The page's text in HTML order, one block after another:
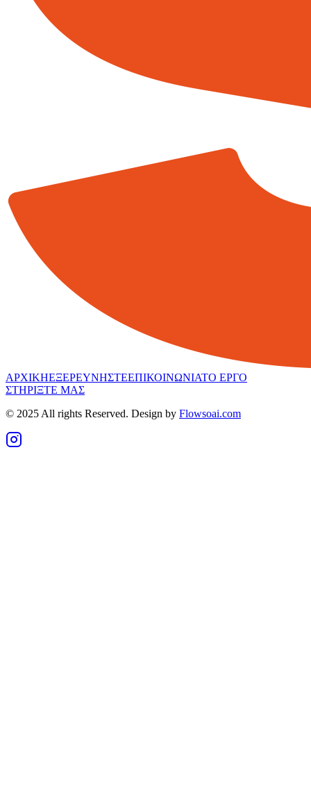
ΑΡΧΙΚΗΕΞΕΡΕΥΝΗΣΤΕΕΠΙΚΟΙΝΩΝΙΑΤΟ ΕΡΓΟ
ΣΤΗΡΙΞΤΕ ΜΑΣ
© 2025 All rights Reserved. Design by Flowsoai.com